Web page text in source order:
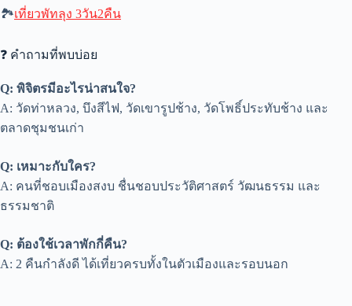
🏞เที่ยวพัทลุง 3วัน2คืน
❓ คำถามที่พบบ่อย
Q: พิจิตรมีอะไรน่าสนใจ?
A: วัดท่าหลวง, บึงสีไฟ, วัดเขารูปช้าง, วัดโพธิ์ประทับช้าง และ
ตลาดชุมชนเก่า
Q: เหมาะกับใคร?
A: คนที่ชอบเมืองสงบ ชื่นชอบประวัติศาสตร์ วัฒนธรรม และ
ธรรมชาติ
Q: ต้องใช้เวลาพักกี่คืน?
A: 2 คืนกำลังดี ได้เที่ยวครบทั้งในตัวเมืองและรอบนอก